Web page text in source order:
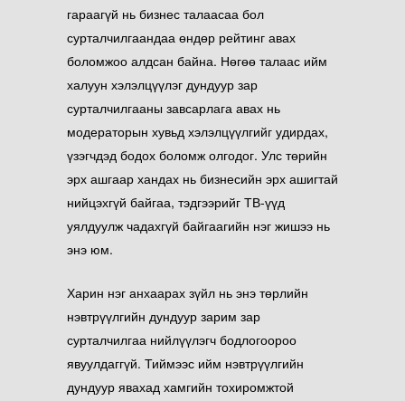
гараагүй нь бизнес талаасаа бол
сурталчилгаандаа өндөр рейтинг авах
боломжоо алдсан байна. Нөгөө талаас ийм
халуун хэлэлцүүлэг дундуур зар
сурталчилгааны завсарлага авах нь
модераторын хувьд хэлэлцүүлгийг удирдах,
үзэгчдэд бодох боломж олгодог. Улс төрийн
эрх ашгаар хандах нь бизнесийн эрх ашигтай
нийцэхгүй байгаа, тэдгээрийг ТВ-үүд
уялдуулж чадахгүй байгаагийн нэг жишээ нь
энэ юм.
Харин нэг анхаарах зүйл нь энэ төрлийн
нэвтрүүлгийн дундуур зарим зар
сурталчилгаа нийлүүлэгч бодлогоороо
явуулдаггүй. Тиймээс ийм нэвтрүүлгийн
дундуур явахад хамгийн тохиромжтой